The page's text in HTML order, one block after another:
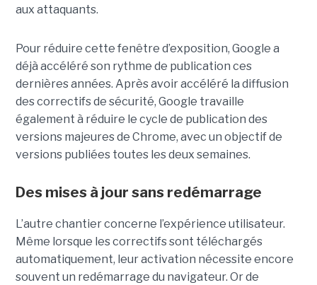
aux attaquants.
Pour réduire cette fenêtre d’exposition, Google a
déjà accéléré son rythme de publication ces
dernières années. Après avoir accéléré la diffusion
des correctifs de sécurité, Google travaille
également à réduire le cycle de publication des
versions majeures de Chrome, avec un objectif de
versions publiées toutes les deux semaines.
Des mises à jour sans redémarrage
L’autre chantier concerne l’expérience utilisateur.
Même lorsque les correctifs sont téléchargés
automatiquement, leur activation nécessite encore
souvent un redémarrage du navigateur. Or de